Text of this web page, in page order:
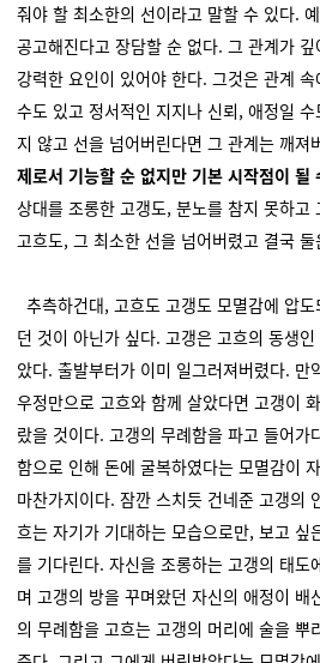
줘야 할 최소한의 선이라고 말할 수 있다.
공고해진다고 장담할 순 없다. 그 관계가
강력한 요인이 있어야 한다. 그것은 관계
수도 있고 정서적인 지지나 신뢰, 애정일
지 않고 선을 넘어버린다면 그 관계는 깨져
제로서 기능할 순 없지만 기본 시작점이 될
상대를 조롱한 고갱도, 분노를 참지 못하고
고흐도, 그 최소한 선을 넘어버렸고 결국
추측하건대, 고흐도 고갱도 모멸감에 압
던 것이 아닌가 싶다. 고갱은 고흐의 동생
았다. 출발부터가 이미 일그러져버렸다. 만
우정만으로 고흐와 함께 살았다면 고갱이
랐을 것이다. 고갱의 무례함을 파고 들어가
함으로 인해 돈에 굴복하였다는 모멸감이
마찬가지이다. 잠깐 스치듯 건네준 고갱의
흐는 자기가 기대하는 모습으로만, 보고 싶
를 기다린다. 자신을 조롱하는 고갱의 태도
며 고갱의 방을 꾸며왔던 자신의 애정이 배
의 무례함을 고흐는 고갱의 머리에 술을 뿌